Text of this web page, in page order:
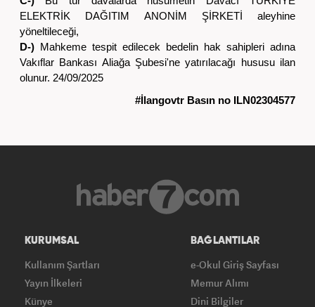
ELEKTRİK DAĞITIM ANONİM ŞİRKETİ aleyhine
yöneltileceği,
D-) Mahkeme tespit edilecek bedelin hak sahipleri adına
Vakıflar Bankası Aliağa Şubesi'ne yatırılacağı hususu ilan
olunur. 24/09/2025
#İlangovtr Basın no ILN02304577
KURUMSAL
Kullanım Şartları
Yayın İlkeleri
Künye
BAĞLANTILAR
e-Okul Giriş Sayfası
Memur Alımı
Dini Bilgiler